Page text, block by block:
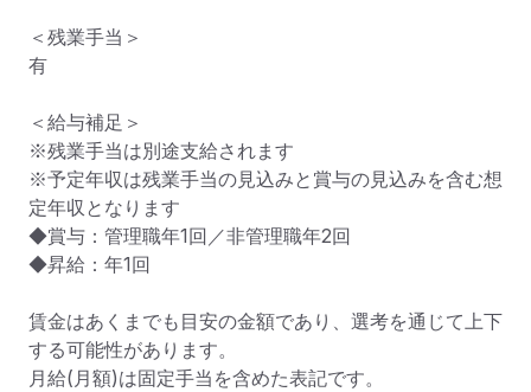
＜残業手当＞
有
＜給与補足＞
※残業手当は別途支給されます
※予定年収は残業手当の見込みと賞与の見込みを含む想
定年収となります
◆賞与：管理職年1回／非管理職年2回
◆昇給：年1回
賃金はあくまでも目安の金額であり、選考を通じて上下
する可能性があります。
月給(月額)は固定手当を含めた表記です。